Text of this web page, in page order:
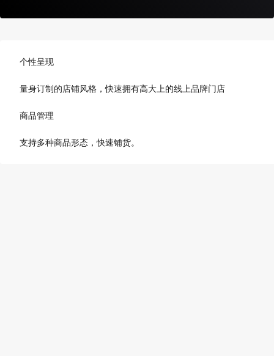
个性呈现
量身订制的店铺风格，快速拥有高大上的线上品牌门店
商品管理
支持多种商品形态，快速铺货。